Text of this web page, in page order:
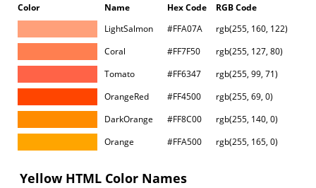
Color Name Hex Code
RGB Code
LightSalmon
#FFA07A
rgb(255, 160, 122)
Coral
#FF7F50
rgb(255, 127, 80)
Tomato
#FF6347
rgb(255, 99, 71)
OrangeRed
#FF4500
rgb(255, 69, 0)
DarkOrange
#FF8C00
rgb(255, 140, 0)
Orange
#FFA500 rgb(255, 165, 0)
Yellow HTML Color Names